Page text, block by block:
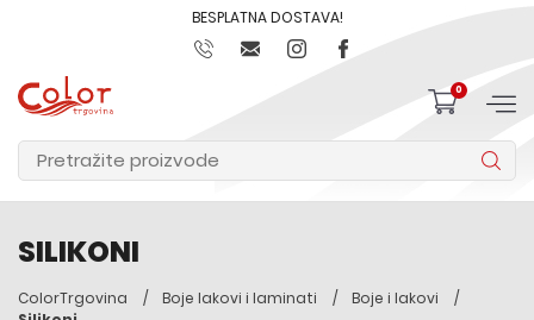
BESPLATNA DOSTAVA!
0
SILIKONI
ColorTrgovina Boje lakovi i laminati
Boje i lakovi